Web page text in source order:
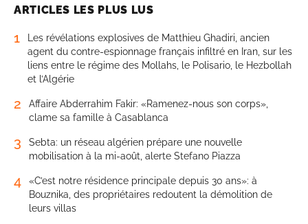
ARTICLES LES PLUS LUS
1
Les révélations explosives de Matthieu Ghadiri, ancien
agent du contre-espionnage français infiltré en Iran, sur les
liens entre le régime des Mollahs, le Polisario, le Hezbollah
et l’Algérie
2
Affaire Abderrahim Fakir: «Ramenez-nous son corps»,
clame sa famille à Casablanca
3
Sebta: un réseau algérien prépare une nouvelle
mobilisation à la mi-août, alerte Stefano Piazza
4
«C’est notre résidence principale depuis 30 ans»: à
Bouznika, des propriétaires redoutent la démolition de
leurs villas